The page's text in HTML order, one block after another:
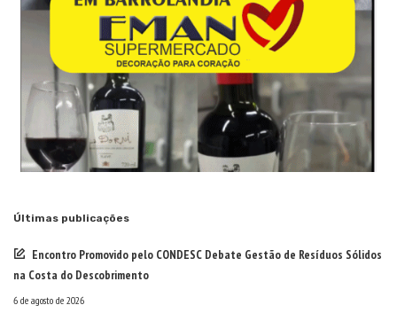
Últimas publicações
Encontro Promovido pelo CONDESC Debate Gestão de Resíduos Sólidos
na Costa do Descobrimento
6 de agosto de 2026